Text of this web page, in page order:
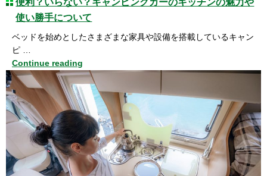
使い勝手について
ベッドを始めとしたさまざまな家具や設備を搭載しているキャン
ピ …
Continue reading